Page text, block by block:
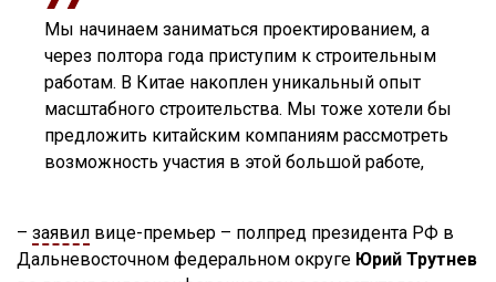
Мы начинаем заниматься проектированием, а
через полтора года приступим к строительным
работам. В Китае накоплен уникальный опыт
масштабного строительства. Мы тоже хотели бы
предложить китайским компаниям рассмотреть
возможность участия в этой большой работе,
– заявил вице-премьер – полпред президента РФ в
Дальневосточном федеральном округе Юрий Трутнев